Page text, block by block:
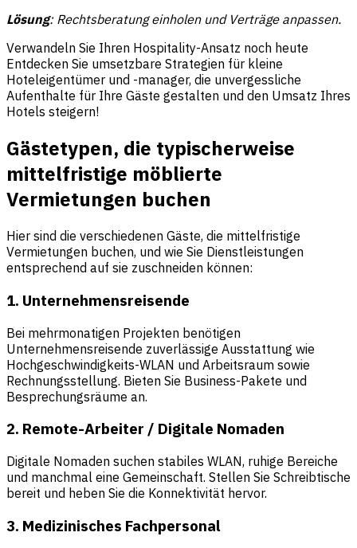
Lösung: Rechtsberatung einholen und Verträge anpassen.
Verwandeln Sie Ihren Hospitality-Ansatz noch heute
Entdecken Sie umsetzbare Strategien für kleine
Hoteleigentümer und -manager, die unvergessliche
Aufenthalte für Ihre Gäste gestalten und den Umsatz Ihres
Hotels steigern!
Gästetypen, die typischerweise
mittelfristige möblierte
Vermietungen buchen
Hier sind die verschiedenen Gäste, die mittelfristige
Vermietungen buchen, und wie Sie Dienstleistungen
entsprechend auf sie zuschneiden können:
1. Unternehmensreisende
Bei mehrmonatigen Projekten benötigen
Unternehmensreisende zuverlässige Ausstattung wie
Hochgeschwindigkeits-WLAN und Arbeitsraum sowie
Rechnungsstellung. Bieten Sie Business-Pakete und
Besprechungsräume an.
2. Remote-Arbeiter / Digitale Nomaden
Digitale Nomaden suchen stabiles WLAN, ruhige Bereiche
und manchmal eine Gemeinschaft. Stellen Sie Schreibtische
bereit und heben Sie die Konnektivität hervor.
3. Medizinisches Fachpersonal